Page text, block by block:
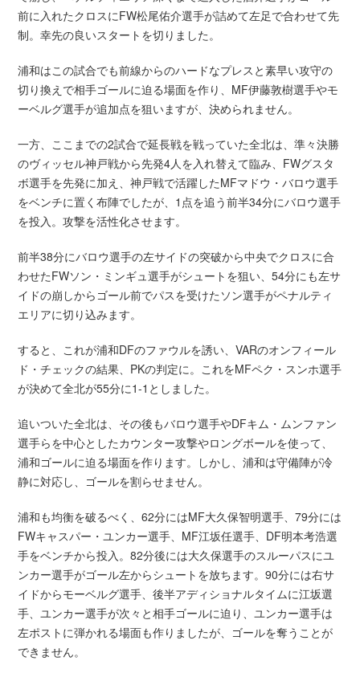
前に入れたクロスにFW松尾佑介選手が詰めて左足で合わせて先
制。幸先の良いスタートを切りました。
浦和はこの試合でも前線からのハードなプレスと素早い攻守の
切り換えで相手ゴールに迫る場面を作り、MF伊藤敦樹選手やモ
ーベルグ選手が追加点を狙いますが、決められません。
一方、ここまでの2試合で延長戦を戦っていた全北は、準々決勝
のヴィッセル神戸戦から先発4人を入れ替えて臨み、FWグスタ
ボ選手を先発に加え、神戸戦で活躍したMFマドウ・バロウ選手
をベンチに置く布陣でしたが、1点を追う前半34分にバロウ選手
を投入。攻撃を活性化させます。
前半38分にバロウ選手の左サイドの突破から中央でクロスに合
わせたFWソン・ミンギュ選手がシュートを狙い、54分にも左サ
イドの崩しからゴール前でパスを受けたソン選手がペナルティ
エリアに切り込みます。
すると、これが浦和DFのファウルを誘い、VARのオンフィール
ド・チェックの結果、PKの判定に。これをMFペク・スンホ選手
が決めて全北が55分に1-1としました。
追いついた全北は、その後もバロウ選手やDFキム・ムンファン
選手らを中心としたカウンター攻撃やロングボールを使って、
浦和ゴールに迫る場面を作ります。しかし、浦和は守備陣が冷
静に対応し、ゴールを割らせません。
浦和も均衡を破るべく、62分にはMF大久保智明選手、79分には
FWキャスパー・ユンカー選手、MF江坂任選手、DF明本考浩選
手をベンチから投入。82分後には大久保選手のスルーパスにユ
ンカー選手がゴール左からシュートを放ちます。90分には右サ
イドからモーベルグ選手、後半アディショナルタイムに江坂選
手、ユンカー選手が次々と相手ゴールに迫り、ユンカー選手は
左ポストに弾かれる場面も作りましたが、ゴールを奪うことが
できません。